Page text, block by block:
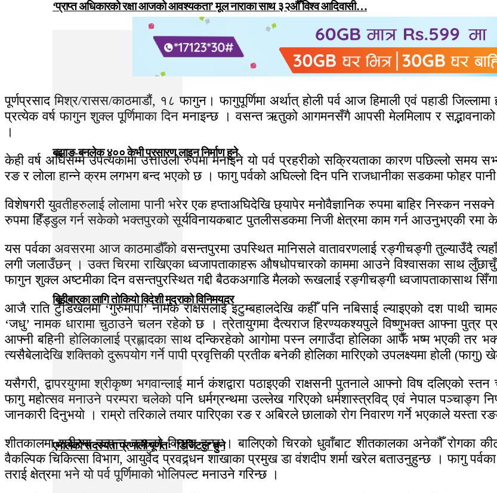
‘प्राप्त अधिकारको रक्षा आजको आवश्यकता’ मूल नाराका साथ ३२औँ विश्व आदिवासी…
बझाङ-बनलेक ४०० केभी प्रसारण लाइन निर्माण हुने
बिहीबारका लागि तोकियो विदेशी मुद्राको विनिमयदर
एमालेको सदस्यता प्रणाली पूर्णतः ‘डिजिटल’ हुने
पूर्णप्रसाद मिश्र/रासस/काठमाडौं, १८ फागुन। फागुपूर्णिमा अर्थात् होली पर्व आज हिमाली एवं पहाडी
प्रत्येक वर्ष फागुन शुक्ल पूर्णिमाका दिन मनाइन्छ । वसन्त ऋतुको आगमनसँगै आपसी मेलमिलाप र
।
केही वर्ष अघिसम्म उपत्यकामा उत्ताउलो रुपमा मनाइने यो पर्व प्रहरीको सक्रियताका कारण पछिल्लो
रङ र लोला हान्ने क्रम लगभग बन्द भएको छ । फागु पर्वको अघिल्लो दिन पनि राजधानीका सडकमा फोहर
विशेषगरी युवतीहरुलाई लोलामा पानी भरेर एक हप्ताअघिदेखि छ्यापेर मनोवैज्ञानिक रुपमा बाहिर निस्कन
रुपमा हिँड्डुल गर्न सकेको भक्तपुरको सूर्यविनायकबाट पुतलीसडकमा निजी क्षेत्रमा काम गर्न आउनुभएकी रमा
यस पर्वका अवसरमा आज काठमाडौँको वसन्तपुरमा उपस्थित मानिसले वातावरणलाई रङ्गीचङ्गी तुल्याउँदै
लगी जलाउँछन् । उक्त चिरमा राखिएका ध्वजापताकाहरू औषधोपचारको काममा आउने विश्वासका साथ
फागुन शुक्ल अष्टमीका दिन वसन्तपुरस्थित गद्दी बैठकअगाडि मैलको रूखलाई रङ्गीचङ्गी ध्वजापताकासाथ
आजै राति टुँडिखेलमा ‘गुरुमापा’ नामक राक्षसलाई इटुम्बहालदेखि कहीँ पनि नबिसाई ल्याइएको दश पाथी
‘जधु’ नामक धारामा चुठाउने चलन रहेको छ । त्रेतायुगमा दैत्यराज हिरण्यकश्यपुले विष्णुभक्त आफ्ना पुत्र
आफ्नी बहिनी होलिकालाई प्रह्लादका साथ दन्किरहेको आगोमा पस्न लगाउँदा होलिका आफैँ भष्म भएकी तर
त्यसैबेलादेखि शक्तिको दुरूपयोग गर्ने पापी प्रवृत्तिकी प्रतीक बनेकी होलिका मारिएको उपलक्ष्यमा होली (फागु)
यसैगरी, द्वापरयुगमा श्रीकृष्ण भगवान्लाई मार्न कंशद्वारा पठाइएकी राक्षसनी पुतनाले आफ्नो विष
फागु महोत्सव मनाउने परम्परा चलेको पनि धर्मग्रन्थमा उल्लेख गरिएको धर्मशास्त्रविद् एवं नेपाल पञ्चाङ्ग
जानकारी दिनुभयो । राम्रो तरिकाले तयार पारिएका रङ र अबिरले छालाको रोग निवारण गर्ने भएकाले यस्ता
शीतकालमा शरीरमा उत्पन्न कफको विनाश हुन्छ । बालिएको चिरको धुवाँबाट शीतकालका अनेकौँ रोगका
वैकल्पिक चिकित्सा विभाग, आयुर्वेद प्रवद्र्धन शाखाका प्रमुख डा वंशदीप शर्मा खरेल बताउनुहुन्छ । फागु
तराई क्षेत्रमा भने यो पर्व पूर्णिमाको भोलिपल्ट मनाउने गरिन्छ ।